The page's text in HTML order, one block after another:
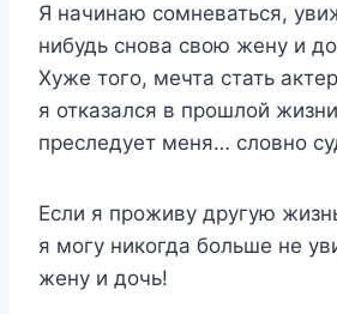
Я начинаю сомневаться,
нибудь снова свою жену и
Хуже того, мечта стать
я отказался в прошлой
преследует меня… словно
Если я проживу другую
я могу никогда больше не
жену и дочь!